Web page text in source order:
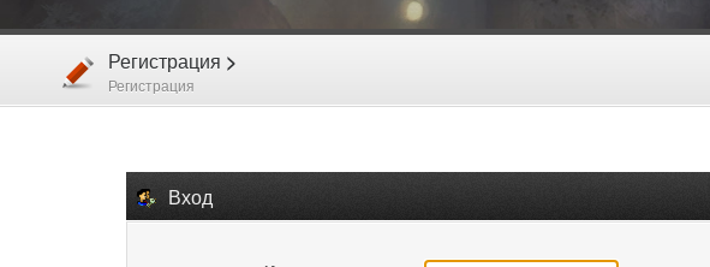
Регистрация >
Регистрация
Вход